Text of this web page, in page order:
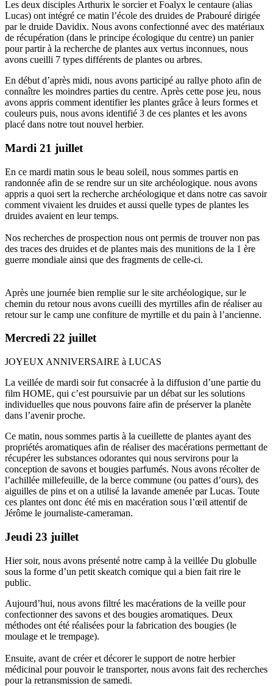
Les deux disciples Arthurix le sorcier et Foalyx le centaure (alias
Lucas) ont intégré ce matin l’école des druides de Prabouré dirigée
par le druide Davidix. Nous avons confectionné avec des matériaux
de récupération (dans le principe écologique du centre) un panier
pour partir à la recherche de plantes aux vertus inconnues, nous
avons cueilli 7 types différents de plantes ou arbres.
En début d’après midi, nous avons participé au rallye photo afin de
connaître les moindres parties du centre. Après cette pose jeu, nous
avons appris comment identifier les plantes grâce à leurs formes et
couleurs puis, nous avons identifié 3 de ces plantes et les avons
placé dans notre tout nouvel herbier.
Mardi 21 juillet
En ce mardi matin sous le beau soleil, nous sommes partis en
randonnée afin de se rendre sur un site archéologique. nous avons
appris a quoi sert la recherche archéologique et dans notre cas savoir
comment vivaient les druides et aussi quelle types de plantes les
druides avaient en leur temps.
Nos recherches de prospection nous ont permis de trouver non pas
des traces des druides et de plantes mais des munitions de la 1 ère
guerre mondiale ainsi que des fragments de celle-ci.
Après une journée bien remplie sur le site archéologique, sur le
chemin du retour nous avons cueilli des myrtilles afin de réaliser au
retour sur le camp une confiture de myrtille et du pain à l’ancienne.
Mercredi 22 juillet
JOYEUX ANNIVERSAIRE à LUCAS
La veillée de mardi soir fut consacrée à la diffusion d’une partie du
film HOME, qui c’est poursuivie par un débat sur les solutions
individuelles que nous pouvons faire afin de préserver la planète
dans l’avenir proche.
Ce matin, nous sommes partis à la cueillette de plantes ayant des
propriétés aromatiques afin de réaliser des macérations permettant de
récupérer les substances odorantes qui nous servirons pour la
conception de savons et bougies parfumés. Nous avons récolter de
l’achillée millefeuille, de la berce commune (ou pattes d’ours), des
aiguilles de pins et on a utilisé la lavande amenée par Lucas. Toute
ces plantes ont donc été mis en macération sous l’œil attentif de
Jérôme le journaliste-cameraman.
Jeudi 23 juillet
Hier soir, nous avons présenté notre camp à la veillée Du globulle
sous la forme d’un petit skeatch comique qui a bien fait rire le
public.
Aujourd’hui, nous avons filtré les macérations de la veille pour
confectionner des savons et des bougies aromatiques. Deux
méthodes ont été réalisées pour la fabrication des bougies (le
moulage et le trempage).
Ensuite, avant de créer et décorer le support de notre herbier
médicinal pour pouvoir le transporter, nous avons fait des recherches
pour la retransmission de samedi.